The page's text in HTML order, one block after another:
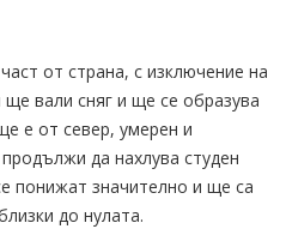
от страна, с изключение на
вали сняг и ще се образува
е от север, умерен и
да нахлува студен
понижат значително и ще са
до нулата.